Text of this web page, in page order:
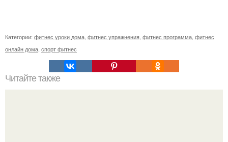
Категории: фитнес уроки дома фитнес упражнения фитнес программа фитнес
онлайн дома спорт фитнес
Читайте также